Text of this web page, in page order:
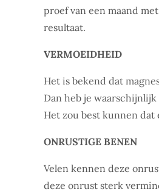
proef van een maand
resultaat.
VERMOEIDHEID
Het is bekend dat
Dan heb je
Het zou best kunnen
ONRUSTIGE BENEN
Velen kennen deze
deze onrust sterk